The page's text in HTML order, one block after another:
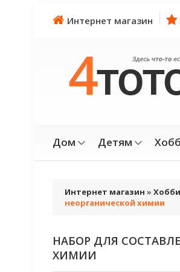
Интернет магазин
Дом Детям
Интернет магазин » Хобби
неорганической химии
НАБОР ДЛЯ
ХИМИИ